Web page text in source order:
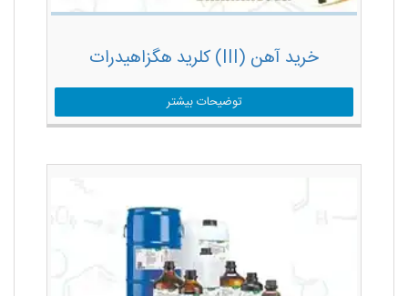
خرید آهن (III) کلرید هگزاهیدرات
توضیحات بیشتر